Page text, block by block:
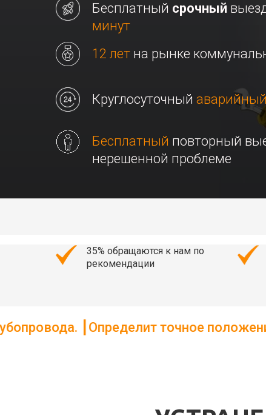
Круглосуточный аварийный
12 лет на рынке
Бесплатный срочный
минут
Бесплатный повторный
нерешенной проблеме
35% обращаются к нам по
рекомендации
точное положение труб